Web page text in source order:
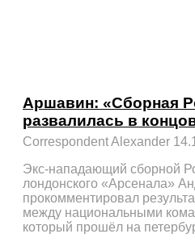
Аршавин: «Сборная
развалилась в
Correspondent Alexander
Экс-нападающий сборной
лондонского «Арсенала»
прокомментировал
между национальными
который прошёл на